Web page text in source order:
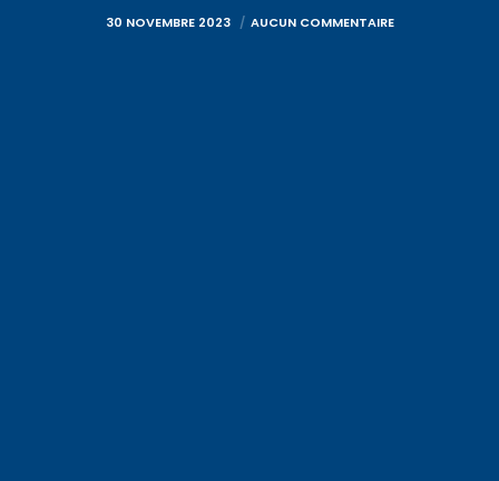
30 NOVEMBRE 2023 AUCUN COMMENTAIRE